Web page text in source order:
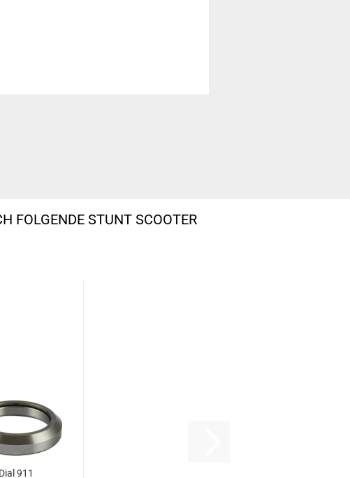
FOLGENDE STUNT SCOOTER
Dial 911